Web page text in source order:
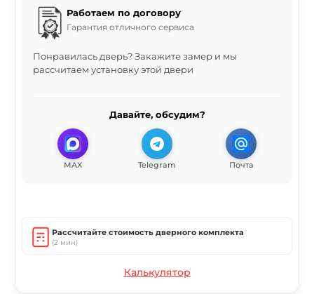
Работаем по договору
Гарантия отличного сервиса
Понравилась дверь? Закажите замер и мы
рассчитаем установку этой двери
Давайте, обсудим?
MAX Telegram Почта
Рассчитайте стоимость дверного комплекта
(2 мин)
Калькулятор